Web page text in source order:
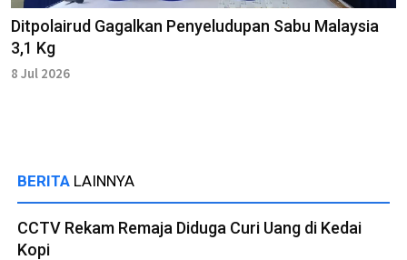
Ditpolairud Gagalkan Penyeludupan Sabu Malaysia
3,1 Kg
8 Jul 2026
BERITA LAINNYA
CCTV Rekam Remaja Diduga Curi Uang di Kedai
Kopi